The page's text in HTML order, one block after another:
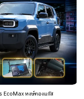
EcoMax หงษ์ทองแก๊ส